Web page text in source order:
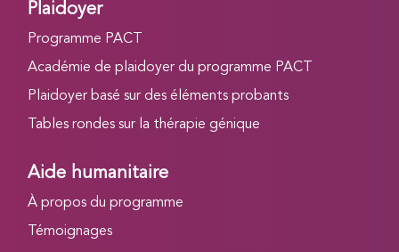
Plaidoyer
Programme PACT
Académie de plaidoyer du programme PACT
Plaidoyer basé sur des éléments probants
Tables rondes sur la thérapie génique
Aide humanitaire
À propos du programme
Témoignages